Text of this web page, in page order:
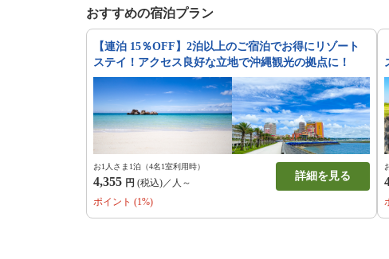
お楽しみください。・露天風呂付プ
とリゾートの開放感を融合した特
を備え、プライベート空間でゆっ
いただけます。ご夫婦やカップル
な滞在にもおすすめです。これまで
な沖縄ステイをお楽しみいただけ
ひ新しく誕生した特別客室をご体
心よりお待ちしております。
おすすめの宿泊プラン
【連泊 15％OFF】2泊以上のご宿泊でお得にリゾート
ステイ！アクセス良好な立地で沖縄観光の拠点に！
お1人さま1泊（4名1室利用時）
4,355 円 (税込)／人～
詳細を見る
ポイント (1%)